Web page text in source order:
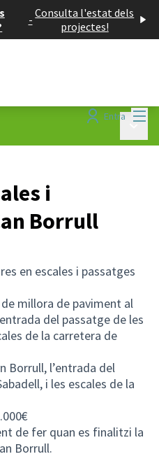
- Consulta l'estat dels
projectes!
Entra
i
Borrull
en escales i passatges
millora de paviment al
del passatge de les
de la carretera de
Borrull, l’entrada del
i les escales de la
de fer quan es finalitzi la
Borrull.